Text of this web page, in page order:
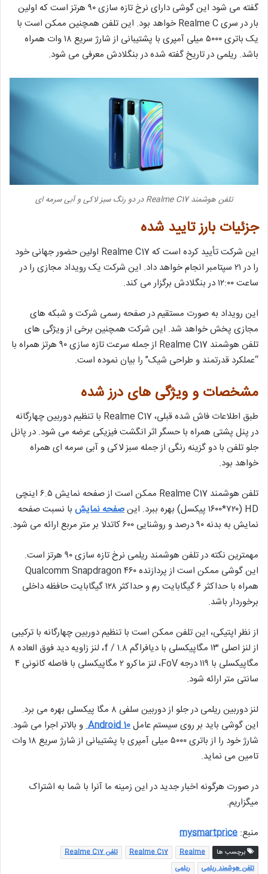
گفته می شود این گوشی دارای نرخ تازه سازی ۹۰ هرتز است که اولین
بار در سری Realme C خواهد بود. این تلفن همچنین ممکن است با
یک باتری ۵۰۰۰ میلی آمپری با پشتیبانی از شارژ سریع ۱۸ وات همراه
باشد. ریلمی در تاریخ گفته شده در بنگلادش معرفی می شود.
تلفن هوشمند Realme C17 در دو رنگ سبز لاکی و آبی سرمه ای
جزئیات بارز تایید شده
این شرکت تأیید کرده است که Realme C17 اولین حضور جهانی خود
را در ۲۱ سپتامبر انجام خواهد داد. این شرکت یک رویداد مجازی را در
ساعت ۱۲:۰۰ در بنگلادش برگزار می کند.
این رویداد به صورت مستقیم در صفحه رسمی شرکت و شبکه های
مجازی پخش خواهد شد. این شرکت همچنین برخی از ویژگی های
تلفن هوشمند Realme C17 از جمله سرعت تازه سازی ۹۰ هرتز همراه با
“عملکرد قدرتمند و طراحی شیک” را بیان نموده است.
مشخصات و ویژگی های درز شده
طبق اطلاعات فاش شده قبلی، Realme C17 با تنظیم دوربین چهارگانه
در پنل پشتی همراه با حسگر اثر انگشت فیزیکی عرضه می شود. در پانل
جلو تلفن با دو گزینه رنگی از جمله سبز لاکی و آبی سرمه ای همراه
خواهد بود.
تلفن هوشمند Realme C17 ممکن است از صفحه نمایش ۶.۵ اینچی
HD (۱۶۰۰*۷۲۰ پیکسل) بهره ببرد. این
صفحه نمایش با نسبت صفحه
نمایش به بدنه ۹۰ درصد و روشنایی ۶۰۰ کاتدلا بر متر مربع ارائه می شود.
مهمترین نکته در تلفن هوشمند ریلمی نرخ تازه سازی ۹۰ هرتز است.
این گوشی ممکن است از پردازنده Qualcomm Snapdragon ۴۶۰
همراه با حداکثر ۶ گیگابایت رم و حداکثر ۱۲۸ گیگابایت حافظه داخلی
برخوردار باشد.
از نظر اپتیکی، این تلفن ممکن است با تنظیم دوربین چهارگانه با ترکیبی
از لنز اصلی ۱۳ مگاپیکسلی با دیافراگم f / ۱.۸، لنز زاویه دید فوق العاده ۸
مگاپیکسلی با ۱۱۹ درجه FoV، لنز ماکرو ۲ مگاپیکسلی با فاصله کانونی ۴
سانتی متر ارائه شود.
لنز دوربین ریلمی در جلو از دوربین سلفی ۸ مگا پیکسلی بهره می برد.
این گوشی باید بر روی سیستم عاملAndroid 10 و بالاتر اجرا می شود.
شارژ خود را از باتری ۵۰۰۰ میلی آمپری با پشتیبانی از شارژ سریع ۱۸ وات
تامین می نماید.
در صورت هرگونه اخبار جدید در این زمینه ما آنرا با شما به اشتراک
میگزاریم.
منبع: mysmartprice
برچسب ها Realme
Realme C17
تلفن Realme C17
تلفن هوشمند ریلمی
ریلمی